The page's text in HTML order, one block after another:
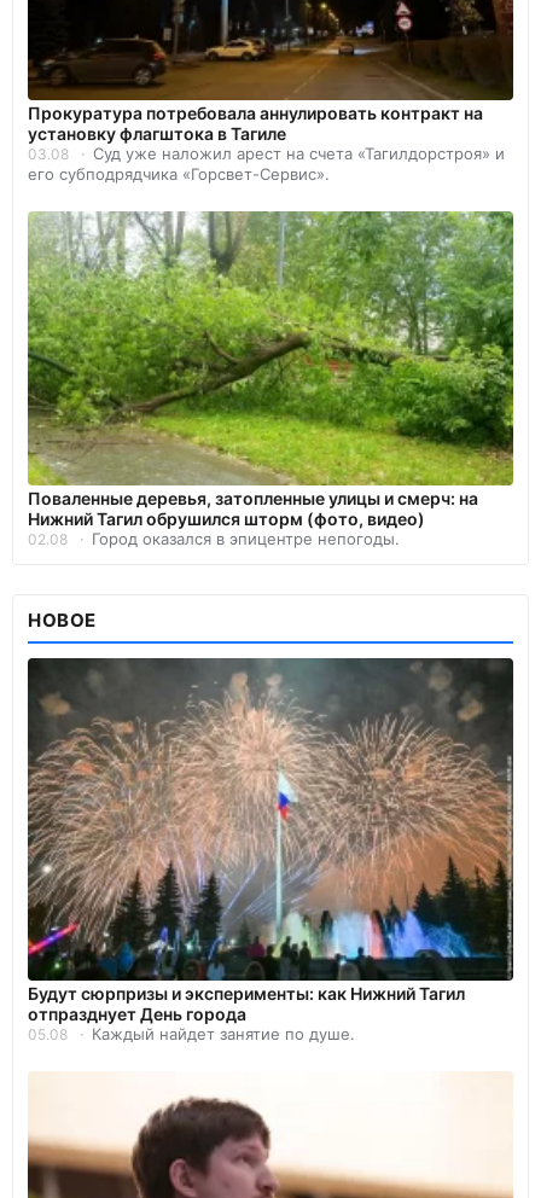
Прокуратура потребовала аннулировать контракт на
установку флагштока в Тагиле
03.08
Суд уже наложил арест на счета «Тагилдорстроя» и
его субподрядчика «Горсвет-Сервис».
Поваленные деревья, затопленные улицы и смерч: на
Нижний Тагил обрушился шторм (фото, видео)
02.08 Город оказался в эпицентре непогоды.
НОВОЕ
Будут сюрпризы и эксперименты: как Нижний Тагил
отпразднует День города
05.08 Каждый найдет занятие по душе.